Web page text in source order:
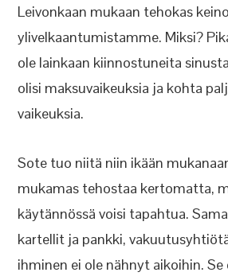
Leivonkaan mukaan tehokas
ylivelkaantumistamme. Miksi?
ole lainkaan kiinnostuneita
olisi maksuvaikeuksia ja kohta
vaikeuksia.
Sote tuo niitä niin ikään
mukamas tehostaa kertomatta,
käytännössä voisi tapahtua.
kartellit ja pankki,
ihminen ei ole nähnyt aikoihin. Se